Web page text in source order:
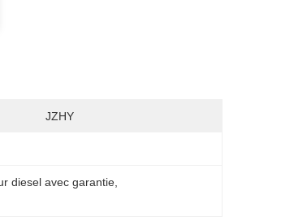
JZHY
diesel avec garantie